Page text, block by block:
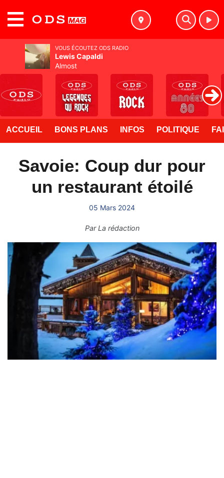
ACCUEIL BONS PLANS INFOS POLITIQUE
Savoie: Coup dur pour
un restaurant étoilé
05 Mars 2024
ParLa rédaction
VOUS ÉCOUTEZ ODS RADIO
Lewis Capaldi
Almost